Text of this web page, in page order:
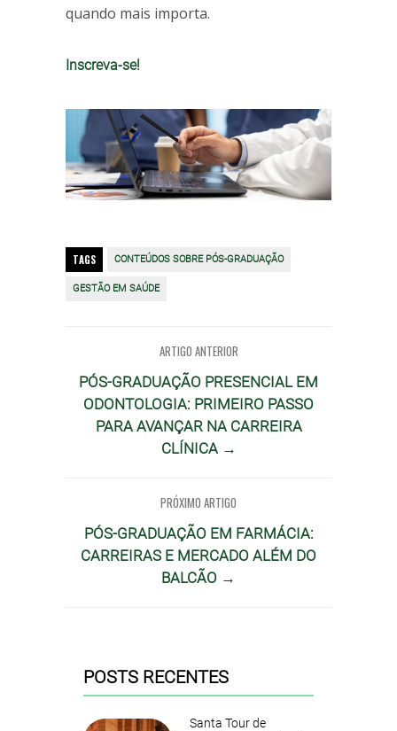
quando mais importa.
Inscreva-se!
TAGS CONTEÚDOS SOBRE PÓS-GRADUAÇÃO
GESTÃO EM SAÚDE
ARTIGO ANTERIOR
PÓS-GRADUAÇÃO PRESENCIAL EM
ODONTOLOGIA: PRIMEIRO PASSO
PARA AVANÇAR NA CARREIRA
CLÍNICA →
PRÓXIMO ARTIGO
PÓS-GRADUAÇÃO EM FARMÁCIA:
CARREIRAS E MERCADO ALÉM DO
BALCÃO →
POSTS RECENTES
Santa Tour de